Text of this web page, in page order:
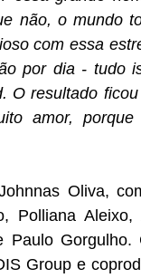
não, o mundo
com essa
por dia - tudo
O resultado
amor, porque
Oliva,
Polliana
Group e